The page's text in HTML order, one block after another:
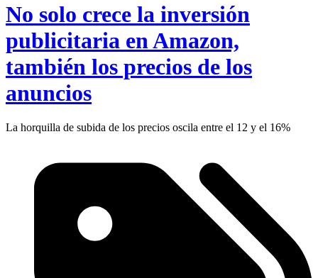
No solo crece la inversión
publicitaria en Amazon,
también los precios de los
anuncios
La horquilla de subida de los precios oscila entre el 12 y el 16%